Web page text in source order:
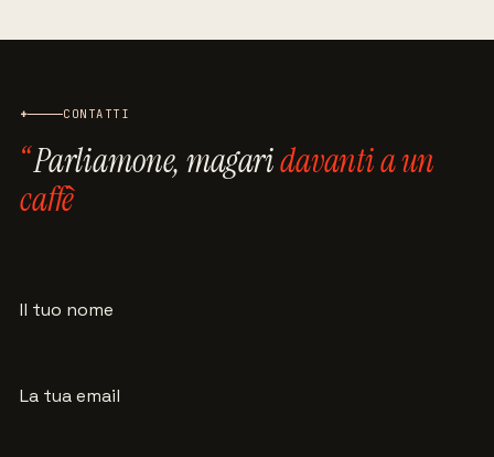
+ CONTATTI
Parliamone, magaridavanti a un
caffè
Il tuo nome
La tua email